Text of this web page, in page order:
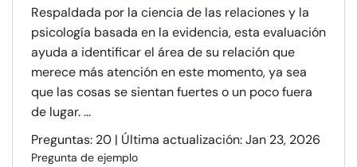
Respaldada por la ciencia de las relaciones y la
psicología basada en la evidencia, esta evaluación
ayuda a identificar el área de su relación que
merece más atención en este momento, ya sea
que las cosas se sientan fuertes o un poco fuera
de lugar. ...
Preguntas: 20 | Última actualización: Jan 23, 2026
Pregunta de ejemplo